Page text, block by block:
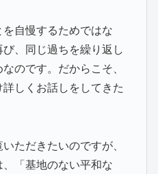
自慢するためではな
、同じ過ちを繰り返し
のです。だからこそ、
しくお話しをしてきた
ただきたいのですが、
「基地のない平和な